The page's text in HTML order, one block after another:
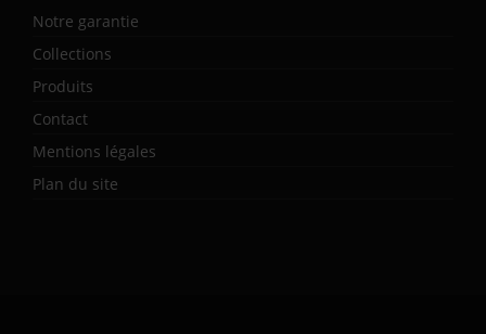
Notre garantie
Collections
Produits
Contact
Mentions légales
Plan du site